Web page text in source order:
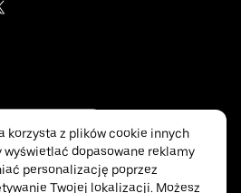
korzysta z plików cookie innych
wyświetlać dopasowane reklamy
personalizację poprzez
Twojej lokalizacji. Możesz